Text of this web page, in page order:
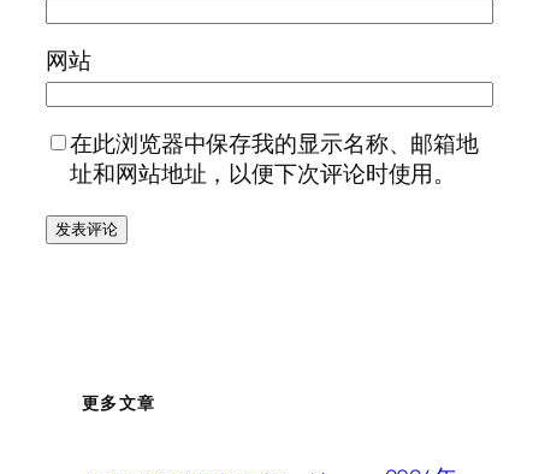
网站
在此浏览器中保存我的显示名称、邮箱地
址和网站地址，以便下次评论时使用。
更多文章